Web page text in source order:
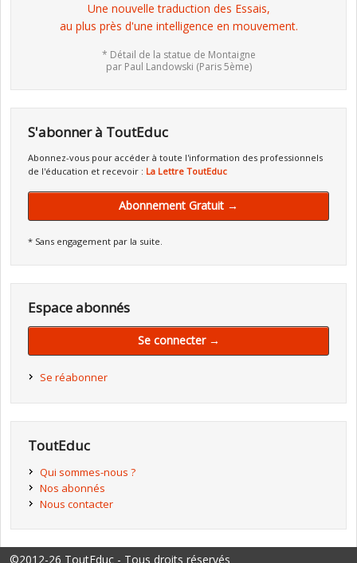
Une nouvelle traduction des Essais,
au plus près d'une intelligence en mouvement.
* Détail de la statue de Montaigne
par Paul Landowski (Paris 5ème)
S'abonner à ToutEduc
Abonnez-vous pour accéder à toute l'information des professionnels
de l'éducation et recevoir : La Lettre ToutEduc
Abonnement Gratuit →
* Sans engagement par la suite.
Espace abonnés
Se connecter →
Se réabonner
ToutEduc
Qui sommes-nous ?
Nos abonnés
Nous contacter
©2012-26 ToutEduc - Tous droits réservés